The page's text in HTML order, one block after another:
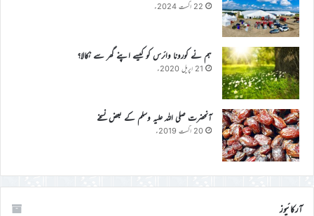
22 اگست 2024ء
ہم نے کورونا وائرس کو کیسے اپنے گھر سے نکالا؟
21 اپریل 2020ء
آنحضرت صلی اللہ علیہ وسلم کے بعض نسخے
20 اگست 2019ء
آرکائیوز